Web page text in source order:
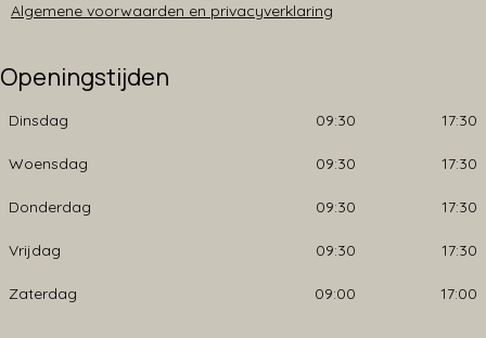
Algemene voorwaarden en privacyverklaring
Openingstijden
Dinsdag 09:30 17:30
Woensdag 09:30 17:30
Donderdag 09:30 17:30
Vrijdag 09:30 17:30
Zaterdag 09:00 17:00